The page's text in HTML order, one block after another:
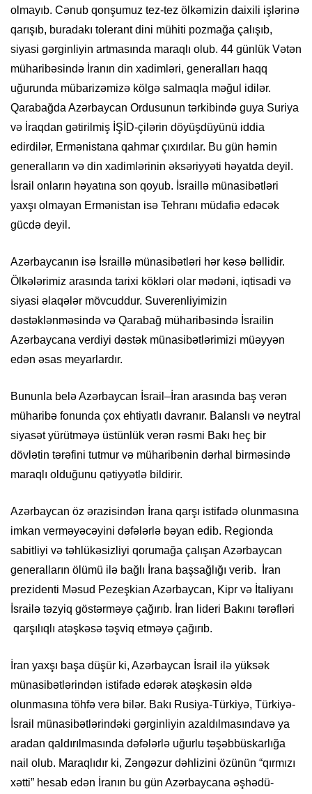
olmayıb. Cənub qonşumuz tez-tez ölkəmizin daixili işlərinə
qarışıb, buradakı tolerant dini mühiti pozmağa çalışıb,
siyasi gərginliyin artmasında maraqlı olub. 44 günlük Vətən
müharibəsində İranın din xadimləri, generalları haqq
uğurunda mübarizəmizə kölgə salmaqla məğul idilər.
Qarabağda Azərbaycan Ordusunun tərkibində guya Suriya
və İraqdan gətirilmiş İŞİD-çilərin döyüşdüyünü iddia
edirdilər, Ermənistana qahmar çıxırdılar. Bu gün həmin
generalların və din xadimlərinin əksəriyyəti həyatda deyil.
İsrail onların həyatına son qoyub. İsraillə münasibətləri
yaxşı olmayan Ermənistan isə Tehranı müdafiə edəcək
gücdə deyil.
Azərbaycanın isə İsraillə münasibətləri hər kəsə bəllidir.
Ölkələrimiz arasında tarixi kökləri olar mədəni, iqtisadi və
siyasi əlaqələr mövcuddur. Suverenliyimizin
dəstəklənməsində və Qarabağ müharibəsində İsrailin
Azərbaycana verdiyi dəstək münasibətlərimizi müəyyən
edən əsas meyarlardır.
Bununla belə Azərbaycan İsrail–İran arasında baş verən
müharibə fonunda çox ehtiyatlı davranır. Balanslı və neytral
siyasət yürütməyə üstünlük verən rəsmi Bakı heç bir
dövlətin tərəfini tutmur və müharibənin dərhal
birməsində
maraqlı olduğunu qətiyyətlə bildirir.
Azərbaycan öz ərazisindən İrana qarşı istifadə olunmasına
imkan verməyəcəyini dəfələrlə bəyan edib. Regionda
sabitliyi və təhlükəsizliyi qorumağa çalışan Azərbaycan
generalların ölümü ilə bağlı İrana başsağlığı verib. İran
prezidenti Məsud Pezeşkian Azərbaycan, Kipr və İtaliyanı
İsrailə təzyiq göstərməyə çağırıb. İran lideri Bakını tərəfləri
qarşılıqlı atəşkəsə təşviq etməyə çağırıb.
İran yaxşı başa düşür ki, Azərbaycan İsrail ilə yüksək
münasibətlərindən istifadə edərək atəşkəsin əldə
olunmasına töhfə verə bilər. Bakı Rusiya-Türkiyə, Türkiyə-
İsrail münasibətlərindəki gərginliyin azaldılmasındavə ya
aradan qaldırılmasında dəfələrlə uğurlu təşəbbüskarlığa
nail olub. Maraqlıdır ki, Zəngəzur dəhlizini özünün “qırmızı
xətti” hesab edən İranın bu gün Azərbaycana əşhədü-